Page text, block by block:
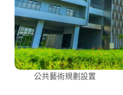
公共藝術規劃設置